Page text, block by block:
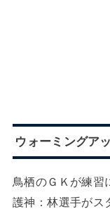
ウォーミングア
鳥栖のＧＫが練習
護神：林選手がス